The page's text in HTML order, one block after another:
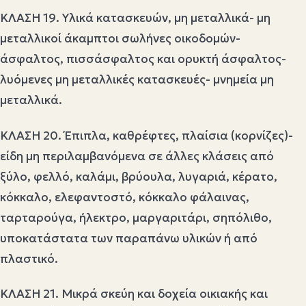
ΚΛΑΣΗ 19. Υλικά κατασκευών, μη μεταλλικά- μη
μεταλλικοί άκαμπτοι σωλήνες οικοδομών-
άσφαλτος, πισσάσφαλτος και ορυκτή άσφαλτος-
λυόμενες μη μεταλλικές κατασκευές- μνημεία μη
μεταλλικά.
ΚΛΑΣΗ 20. Έπιπλα, καθρέφτες, πλαίσια (κορνίζες)-
είδη μη περιλαμβανόμενα σε άλλες κλάσεις από
ξύλο, φελλό, καλάμι, βρύουλα, λυγαριά, κέρατο,
κόκκαλο, ελεφαντοστό, κόκκαλο φάλαινας,
ταρταρούγα, ήλεκτρο, μαργαριτάρι, σηπόλιθο,
υποκατάστατα των παραπάνω υλικών ή από
πλαστικό.
ΚΛΑΣΗ 21. Μικρά σκεύη και δοχεία οικιακής και